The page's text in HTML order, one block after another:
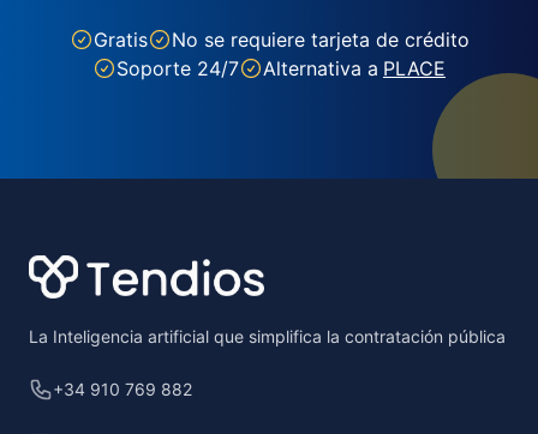
Gratis
No se requiere tarjeta de crédito
Soporte 24/7
Alternativa a PLACE
La Inteligencia artificial que simplifica la contratación pública
+34 910 769 882